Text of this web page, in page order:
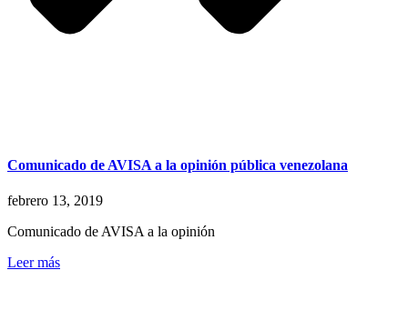
Comunicado de AVISA a la opinión pública venezolana
febrero 13, 2019
Comunicado de AVISA a la opinión
Leer más